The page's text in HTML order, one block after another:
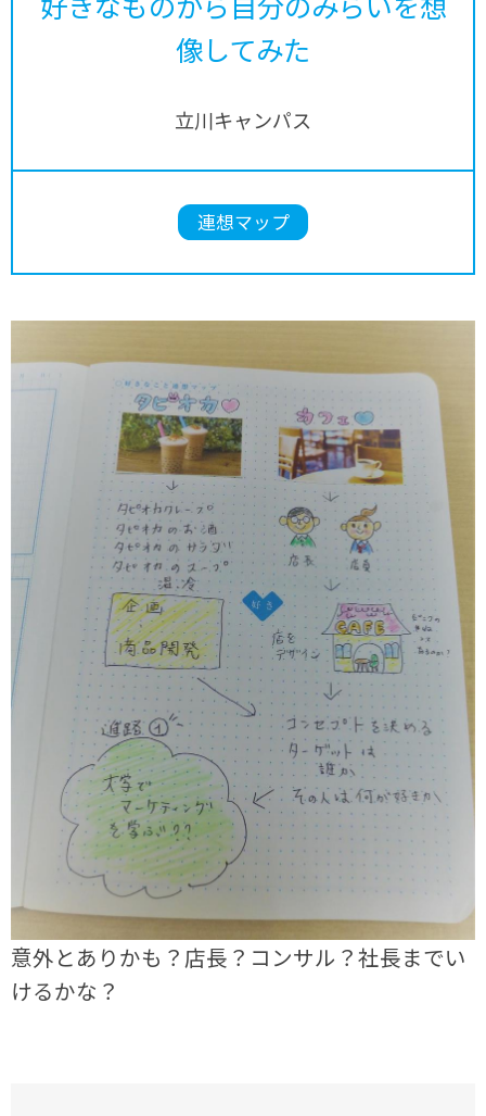
像してみた
立川キャンパス
連想マップ
意外とありかも？店長？コンサル？社長までい
けるかな？